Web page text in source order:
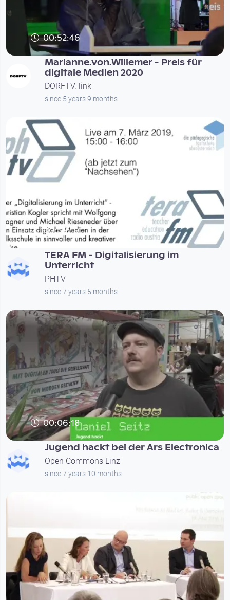
00:52:46
Marianne.von.Willemer - Preis für
digitale Medien 2020
DORFTV. link
since 5 years 9 months
00:59:10
TERA FM - Digitalisierung im
Unterricht
PHTV
since 7 years 5 months
00:06:18
Jugend hackt bei der Ars Electronica
Open Commons Linz
since 7 years 10 months